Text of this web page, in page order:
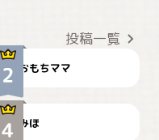
投稿一覧
おもちママ
見てるぞぉ
みほ
ドーベルマンのお友達邸に
て